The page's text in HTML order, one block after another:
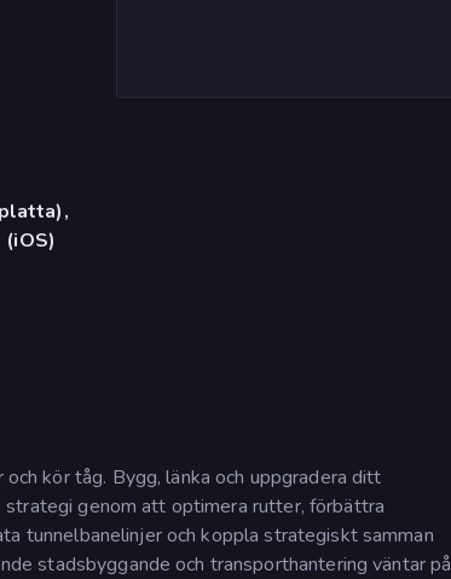
kör tåg. Bygg, länka och uppgradera ditt
genom att optimera rutter, förbättra
tunnelbanelinjer och koppla strategiskt samman
stadsbyggande och transporthantering väntar på